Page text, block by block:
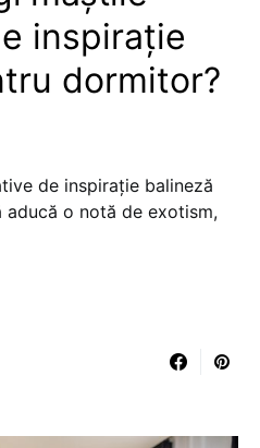
inspirație
dormitor?
de inspirație balineză
o notă de exotism,